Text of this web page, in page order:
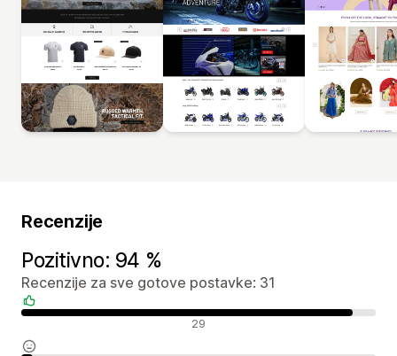
Recenzije
Pozitivno: 94 %
Recenzije za sve gotove postavke: 31
Pozitivne recenzije 29